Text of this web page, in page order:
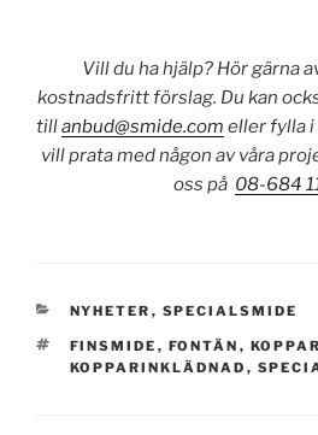
Vill du ha hjälp? Hör gärna
kostnadsfritt förslag. Du kan
tillanbud@smide.com eller fylla
vill prata med någon av våra
oss på 08-684
KATEGORIER
NYHETER , SPECIALSMIDE
TAGGAR
FINSMIDE , FONTÄN , KOPPAR
KOPPARINKLÄDNAD ,